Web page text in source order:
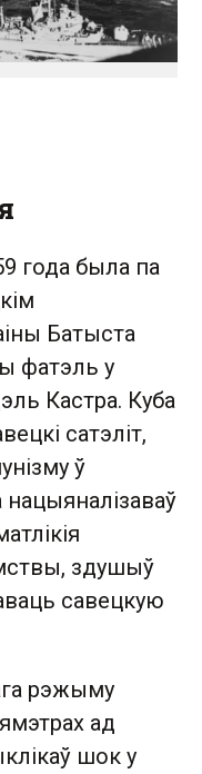
года была па
Батыста
фатэль у
Кастра. Куба
сатэліт,
ў
нацыяналізаваў
здушыў
савецкую
рэжыму
ад
шок у